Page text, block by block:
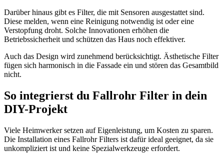
Darüber hinaus gibt es Filter, die mit Sensoren ausgestattet sind.
Diese melden, wenn eine Reinigung notwendig ist oder eine
Verstopfung droht. Solche Innovationen erhöhen die
Betriebssicherheit und schützen das Haus noch effektiver.
Auch das Design wird zunehmend berücksichtigt. Ästhetische Filter
fügen sich harmonisch in die Fassade ein und stören das Gesamtbild
nicht.
So integrierst du Fallrohr Filter in dein
DIY-Projekt
Viele Heimwerker setzen auf Eigenleistung, um Kosten zu sparen.
Die Installation eines Fallrohr Filters ist dafür ideal geeignet, da sie
unkompliziert ist und keine Spezialwerkzeuge erfordert.